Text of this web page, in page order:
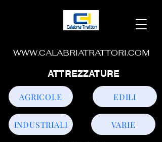
WWW.CALABRIATRATTORI.COM
INDUSTRIALI
AGRICOLE EDILI
VARIE
ATTREZZATURE